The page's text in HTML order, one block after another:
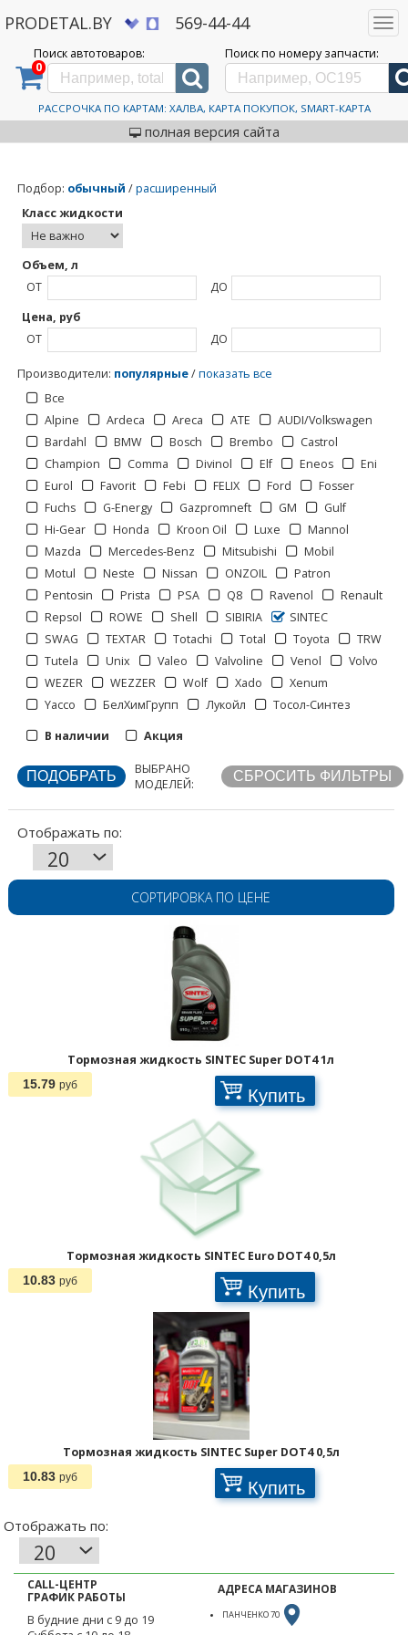
PRODETAL.BY 569-44-44
Поиск автотоваров:
0
Поиск по номеру запчасти:
РАССРОЧКА ПО КАРТАМ: ХАЛВА, КАРТА ПОКУПОК, SMART-КАРТА
полная версия сайта
Дискаунтер автозапчастей PRODETAL.BY > Каталог автотоваров > SINTEC
SINTEC
Подбор: обычный /расширенный
Класс жидкости
Объем, л
ОТ
ДО
Цена, руб
ОТ
ДО
Производители: популярные/показать все
Все
Alpine
Ardeca Areca ATE
AUDI/Volkswagen
Bardahl
BMW Bosch Brembo
Castrol
Champion
Comma Divinol Elf Eneos
Eni
Eurol
Favorit Febi FELIX Ford
Fosser
Fuchs
G-Energy Gazpromneft GM
Gulf
Hi-Gear
Honda Kroon Oil Luxe
Mannol
Mazda
Mercedes-Benz Mitsubishi
Mobil
Motul
Neste Nissan ONZOIL
Patron
Pentosin
Prista PSA Q8 Ravenol
Renault
Repsol
ROWE Shell SIBIRIA
SINTEC
SWAG
TEXTAR Totachi Total Toyota
TRW
Tutela
Unix Valeo Valvoline Venol
Volvo
WEZER
WEZZER Wolf Xado
Xenum
Yacco
БелХимГрупп Лукойл
Тосол-Синтез
В наличии
Акция
ВЫБРАНО
МОДЕЛЕЙ:
Отображать по:
СОРТИРОВКА ПО ЦЕНЕ
Тормозная жидкость SINTEC Super DOT4 1л
15.79 руб Купить
Тормозная жидкость SINTEC Euro DOT4 0,5л
10.83 руб Купить
Тормозная жидкость SINTEC Super DOT4 0,5л
10.83 руб Купить
Отображать по:
CALL-ЦЕНТР
ГРАФИК РАБОТЫ
В будние дни с 9 до 19
АДРЕСА МАГАЗИНОВ
ПАНЧЕНКО 70